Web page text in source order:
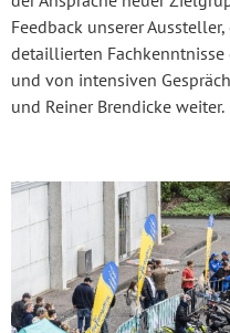
Feedback unserer
detaillierten Fachkenntnisse
und von intensiven
und Reiner Brendicke weiter.